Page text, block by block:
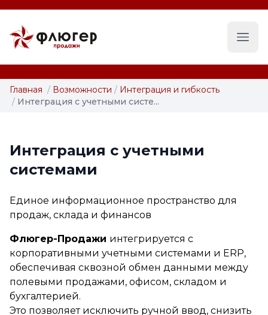
Главная / Возможности / Интеграция и гибкость
/ Интеграция с учетными систе...
Интеграция с учетными
системами
Единое информационное пространство для
продаж, склада и финансов
Флюгер-Продажи интегрируется с
корпоративными учетными системами и ERP,
обеспечивая сквозной обмен данными между
полевыми продажами, офисом, складом и
бухгалтерией.
Это позволяет исключить ручной ввод, снизить